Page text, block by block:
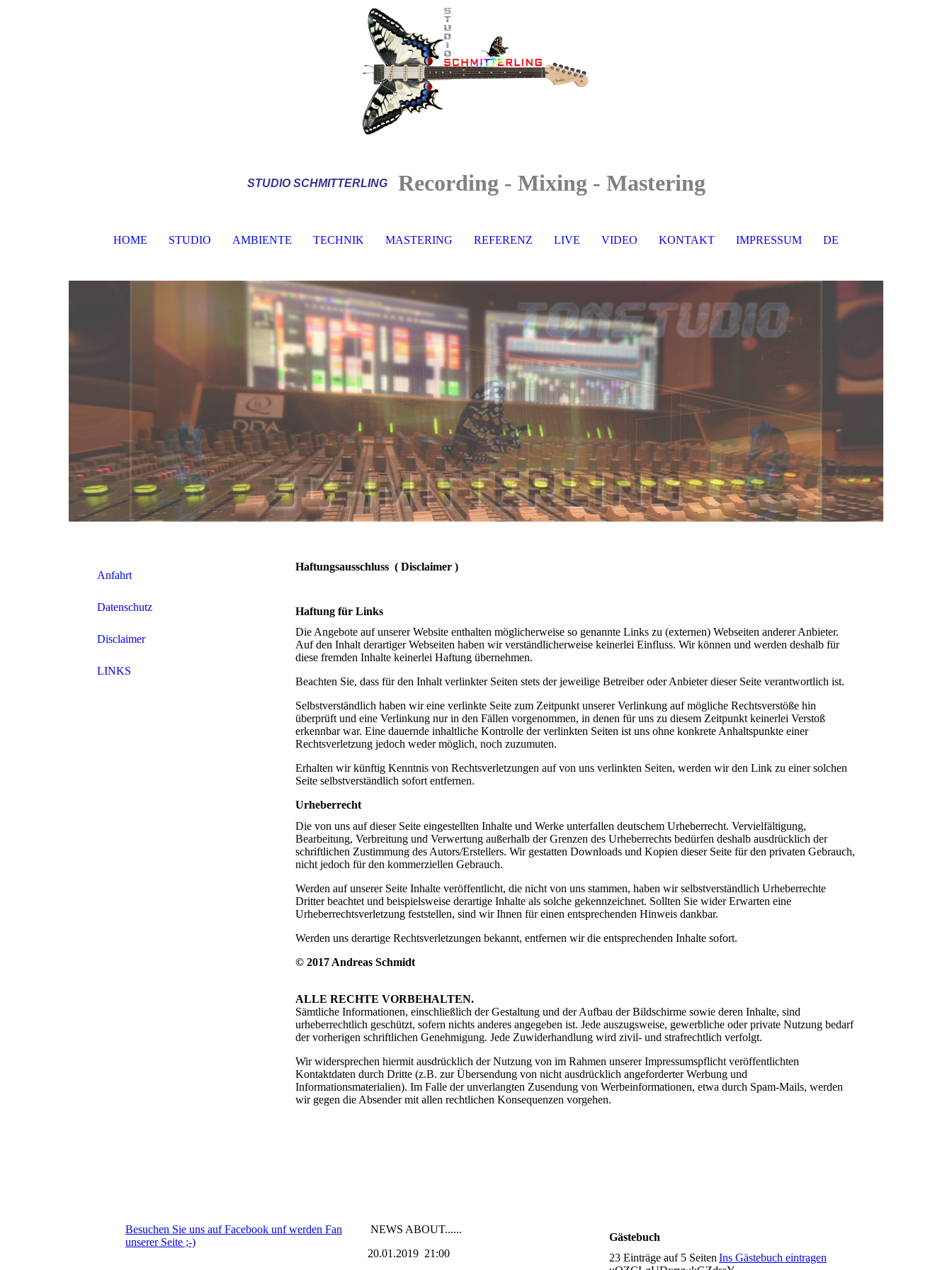
STUDIO SCHMITTERLING Recording - Mixing - Mastering
HOME STUDIO AMBIENTE TECHNIK MASTERING REFERENZ LIVE VIDEO KONTAKT IMPRESSUM DE
Anfahrt
Datenschutz
Disclaimer
LINKS
Haftungsausschluss ( Disclaimer )
Haftung für Links
Die Angebote auf unserer Website enthalten möglicherweise so genannte Links zu (externen) Webseiten anderer Anbieter.
Auf den Inhalt derartiger Webseiten haben wir verständlicherweise keinerlei Einfluss. Wir können und werden deshalb für
diese fremden Inhalte keinerlei Haftung übernehmen.
Beachten Sie, dass für den Inhalt verlinkter Seiten stets der jeweilige Betreiber oder Anbieter dieser Seite verantwortlich ist.
Selbstverständlich haben wir eine verlinkte Seite zum Zeitpunkt unserer Verlinkung auf mögliche Rechtsverstöße hin
überprüft und eine Verlinkung nur in den Fällen vorgenommen, in denen für uns zu diesem Zeitpunkt keinerlei Verstoß
erkennbar war. Eine dauernde inhaltliche Kontrolle der verlinkten Seiten ist uns ohne konkrete Anhaltspunkte einer
Rechtsverletzung jedoch weder möglich, noch zuzumuten.
Erhalten wir künftig Kenntnis von Rechtsverletzungen auf von uns verlinkten Seiten, werden wir den Link zu einer solchen
Seite selbstverständlich sofort entfernen.
Urheberrecht
Die von uns auf dieser Seite eingestellten Inhalte und Werke unterfallen deutschem Urheberrecht. Vervielfältigung,
Bearbeitung, Verbreitung und Verwertung außerhalb der Grenzen des Urheberrechts bedürfen deshalb ausdrücklich der
schriftlichen Zustimmung des Autors/Erstellers. Wir gestatten Downloads und Kopien dieser Seite für den privaten Gebrauch,
nicht jedoch für den kommerziellen Gebrauch.
Werden auf unserer Seite Inhalte veröffentlicht, die nicht von uns stammen, haben wir selbstverständlich Urheberrechte
Dritter beachtet und beispielsweise derartige Inhalte als solche gekennzeichnet. Sollten Sie wider Erwarten eine
Urheberrechtsverletzung feststellen, sind wir Ihnen für einen entsprechenden Hinweis dankbar.
Werden uns derartige Rechtsverletzungen bekannt, entfernen wir die entsprechenden Inhalte sofort.
© 2017 Andreas Schmidt
ALLE RECHTE VORBEHALTEN.
Sämtliche Informationen, einschließlich der Gestaltung und der Aufbau der Bildschirme sowie deren Inhalte, sind
urheberrechtlich geschützt, sofern nichts anderes angegeben ist. Jede auszugsweise, gewerbliche oder private Nutzung bedarf
der vorherigen schriftlichen Genehmigung. Jede Zuwiderhandlung wird zivil- und strafrechtlich verfolgt.
Wir widersprechen hiermit ausdrücklich der Nutzung von im Rahmen unserer Impressumspflicht veröffentlichten
Kontaktdaten durch Dritte (z.B. zur Übersendung von nicht ausdrücklich angeforderter Werbung und
Informationsmaterialien). Im Falle der unverlangten Zusendung von Werbeinformationen, etwa durch Spam-Mails, werden
wir gegen die Absender mit allen rechtlichen Konsequenzen vorgehen.
Besuchen Sie uns auf Facebook unf werden Fan
unserer Seite ;-)
NEWS ABOUT......
20.01.2019 21:00
Gästebuch
23 Einträge auf 5 Seiten Ins Gästebuch eintragen